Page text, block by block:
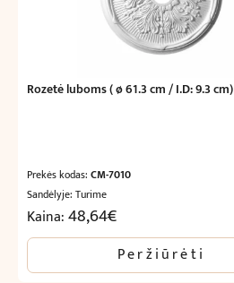
Rozetė luboms ( ø 61.3 cm / I.D: 9.3 cm)
Prekės kodas: CM-7010
Sandėlyje: Turime
Kaina:48,64€
Peržiūrėti